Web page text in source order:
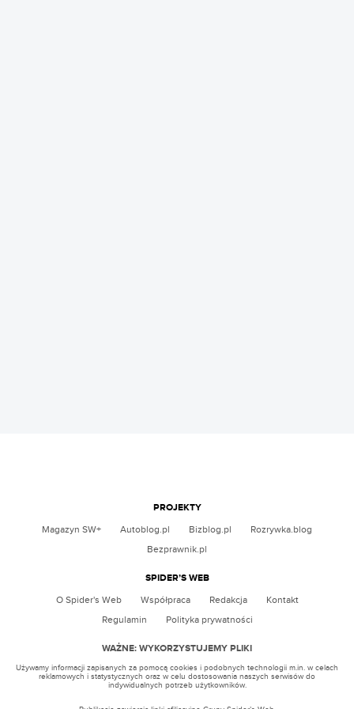
WAŻNE: WYKORZYSTUJEMY PLIKI
Używamy informacji zapisanych za pomocą cookies i podobnych technologii m.in. w celach
reklamowych i statystycznych oraz w celu dostosowania naszych serwisów do
indywidualnych potrzeb użytkowników.
PROJEKTY
Magazyn SW+ Autoblog.pl Bizblog.pl
Rozrywka.blog
Bezprawnik.pl
SPIDER’S WEB
O Spider's Web Współpraca Redakcja
Kontakt
Regulamin
Polityka prywatności